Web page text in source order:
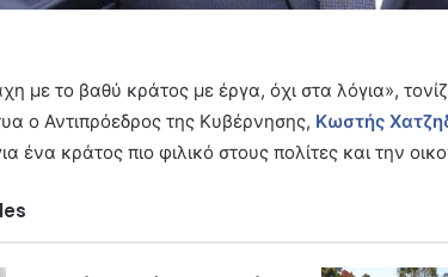
με το βαθύ κράτος με έργα, όχι στα λόγια»,
ο Αντιπρόεδρος της Κυβέρνησης, Κωστής
ένα κράτος πιο φιλικό στους πολίτες και την